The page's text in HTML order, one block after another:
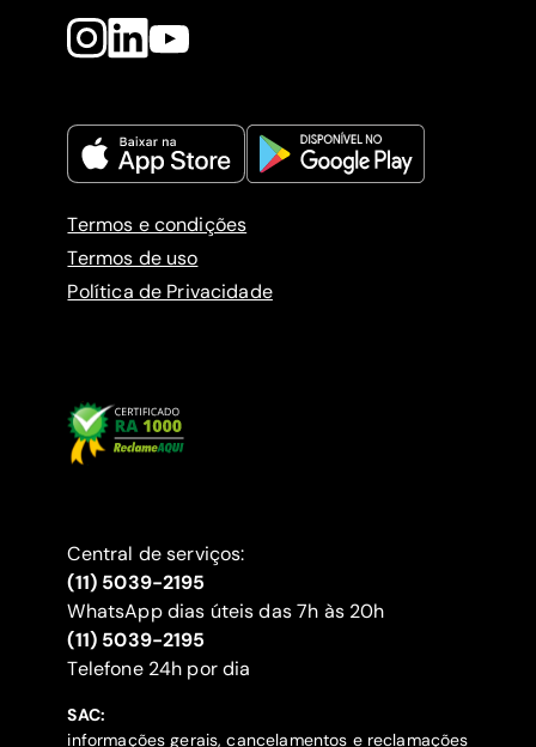
Termos e condições
Termos de uso
Política de Privacidade
Central de serviços:
(11) 5039-2195
WhatsApp dias úteis das 7h às 20h
(11) 5039-2195
‍Telefone 24h por dia
SAC:
informações gerais, cancelamentos e reclamações